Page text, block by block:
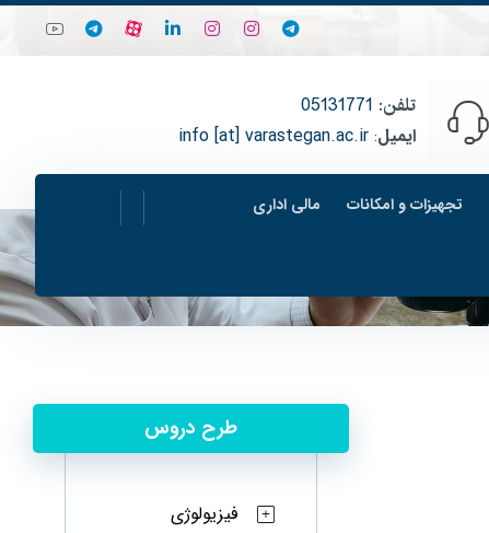
تلفن:
05131771
ایمیل:
info [at] varastegan.ac.ir
تجهیزات و امکانات مالی اداری
طرح دروس
فیزیولوژی